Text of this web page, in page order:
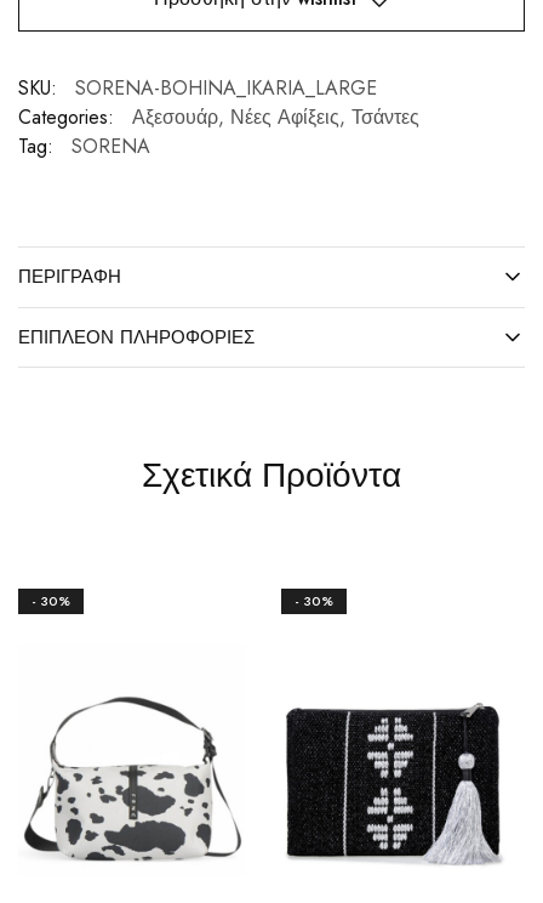
SKU:
SORENA-BOHINA_IKARIA_LARGE
Categories:
Αξεσουάρ, Νέες Αφίξεις, Τσάντες
Tag:
SORENA
ΠΕΡΙΓΡΑΦΉ
ΕΠΙΠΛΈΟΝ ΠΛΗΡΟΦΟΡΊΕΣ
Σχετικά Προϊόντα
- 30% - 30%